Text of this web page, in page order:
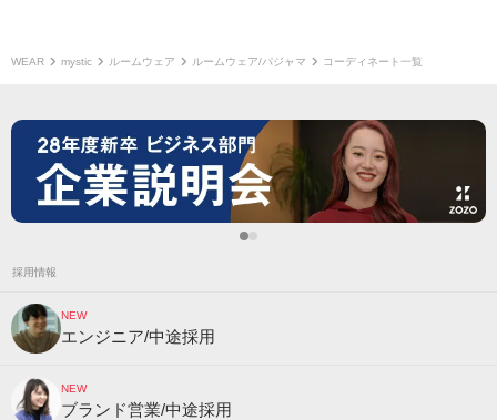
WEAR mystic ルームウェア ルームウェア/パジャマ コーディネート一覧
採用情報
NEW
エンジニア/中途採用
NEW
ブランド営業/中途採用